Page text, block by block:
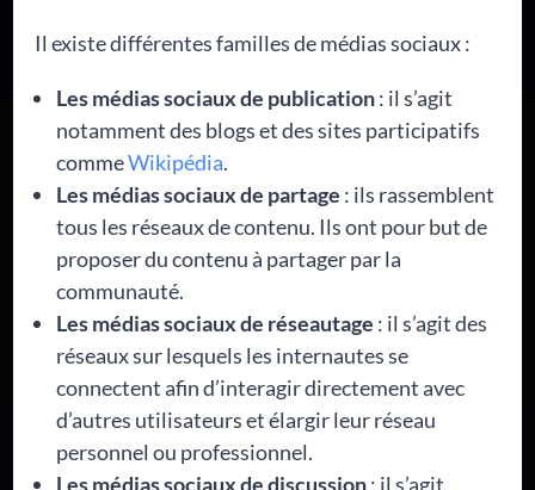
Il existe différentes familles de médias sociaux :
Les médias sociaux de publication: il s’agit
notamment des blogs et des sites participatifs
commeWikipédia.
Les médias sociaux de partage : ils rassemblent
tous les réseaux de contenu. Ils ont pour but de
proposer du contenu à partager par la
communauté.
Les médias sociaux de réseautage : il s’agit des
réseaux sur lesquels les internautes se
connectent afin d’interagir directement avec
d’autres utilisateurs et élargir leur réseau
personnel ou professionnel.
Les médias sociaux de discussion: il s’agit